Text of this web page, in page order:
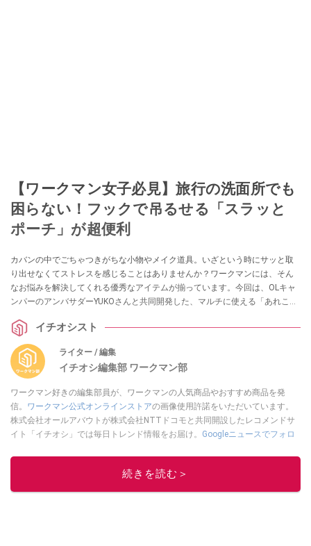
【ワークマン女子必見】旅行の洗面所でも
困らない！フックで吊るせる「スラッと
ポーチ」が超便利
カバンの中でごちゃつきがちな小物やメイク道具。いざという時にサッと取
り出せなくてストレスを感じることはありませんか？ワークマンには、そん
なお悩みを解決してくれる優秀なアイテムが揃っています。今回は、OLキャ
ンパーのアンバサダーYUKOさんと共同開発した、マルチに使える「あれこれ
イチオシスト
ライター / 編集
イチオシ編集部 ワークマン部
ワークマン好きの編集部員が、ワークマンの人気商品やおすすめ商品を発
信。 ワークマン公式オンラインストアの画像使用許諾をいただいています。
株式会社オールアバウトが株式会社NTTドコモと共同開設したレコメンドサ
イト「イチオシ」では毎日トレンド情報をお届け。 Googleニュースでフォロ
このイチオシストの他の記事を読む
続きを読む＞